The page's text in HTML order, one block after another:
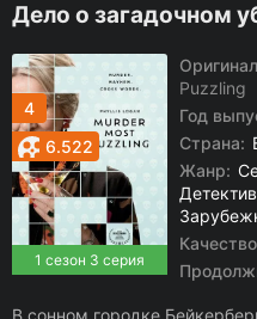
Дело о загадочном
4
1 сезон 3 серия
6.522
Puzzling
Год
Страна:
Жанр:
Детектив
В сонном городке